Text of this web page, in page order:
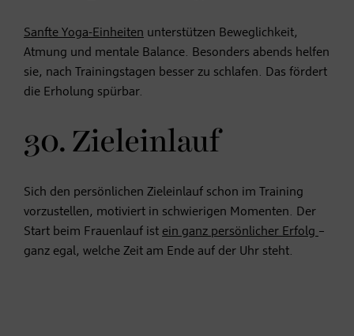
Sanfte Yoga-Einheiten unterstützen Beweglichkeit,
Atmung und mentale Balance. Besonders abends helfen
sie, nach Trainingstagen besser zu schlafen. Das fördert
die Erholung spürbar.
30. Zieleinlauf
Sich den persönlichen Zieleinlauf schon im Training
vorzustellen, motiviert in schwierigen Momenten. Der
Start beim Frauenlauf ist ein ganz persönlicher Erfolg –
ganz egal, welche Zeit am Ende auf der Uhr steht.